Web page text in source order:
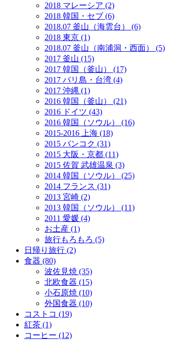
2018 マレーシア (2)
2018 韓国・セブ (6)
2018.07 釜山（海雲台） (6)
2018 東京 (1)
2018.07 釜山（南浦洞・西面） (5)
2017 釜山 (15)
2017 韓国（釜山） (17)
2017 バリ島・台湾 (4)
2017 沖縄 (1)
2016 韓国（釜山） (21)
2016 ドイツ (43)
2016 韓国（ソウル） (16)
2015-2016 上海 (18)
2015 バンコク (31)
2015 大阪・京都 (11)
2015 佐賀 武雄温泉 (3)
2014 韓国（ソウル） (25)
2014 フランス (31)
2013 宮崎 (2)
2013 韓国（ソウル） (11)
2011 愛媛 (4)
お土産 (1)
旅行もろもろ (5)
日帰り旅行 (2)
食器 (80)
波佐見焼 (35)
北欧食器 (15)
小石原焼 (10)
外国食器 (10)
コストコ (19)
紅茶 (1)
コーヒー (12)